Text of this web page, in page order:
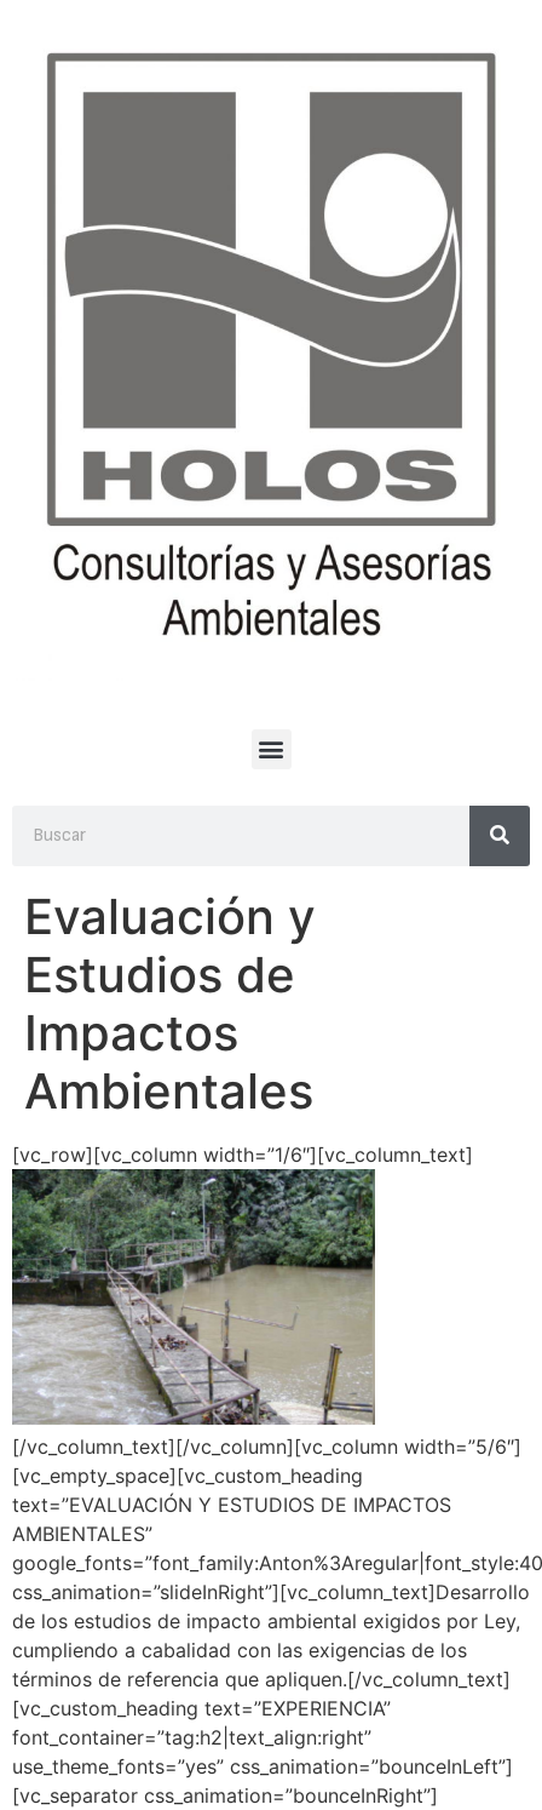
Evaluación y
Estudios de
Impactos
Ambientales
[vc_row][vc_column width=”1/6″][vc_column_text]
[/vc_column_text][/vc_column][vc_column width=”5/6″]
[vc_empty_space][vc_custom_heading
text=”EVALUACIÓN Y ESTUDIOS DE IMPACTOS
AMBIENTALES”
css_animation=”slideInRight”][vc_column_text]Desarrollo
de los estudios de impacto ambiental exigidos por Ley,
cumpliendo a cabalidad con las exigencias de los
términos de referencia que apliquen.[/vc_column_text]
[vc_custom_heading text=”EXPERIENCIA”
font_container=”tag:h2|text_align:right”
use_theme_fonts=”yes” css_animation=”bounceInLeft”]
[vc_separator css_animation=”bounceInRight”]